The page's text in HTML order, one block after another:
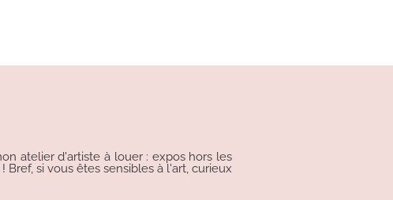
atelier d'artiste à louer : expos hors les
si vous êtes sensibles à l'art, curieux